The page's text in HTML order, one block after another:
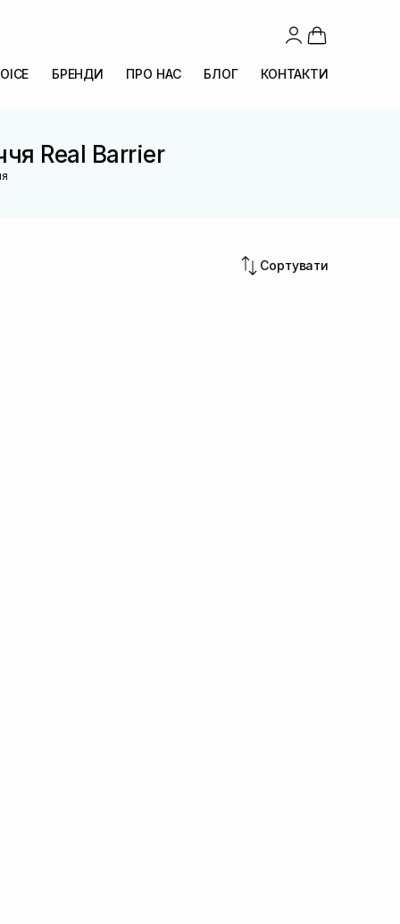
БРЕНДИ ПРО НАС БЛОГ КОНТАКТИ
Real Barrier
Сортувати